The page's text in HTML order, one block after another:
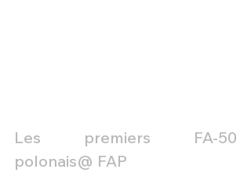
Les premiers FA-50
polonais@ FAP